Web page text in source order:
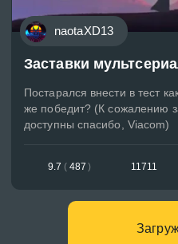
naotaXD13
Заставки
Постарался внести в тест
же победит? (К сожалению
доступны спасибо, Viacom)
9.7 ( 487 ) 11711